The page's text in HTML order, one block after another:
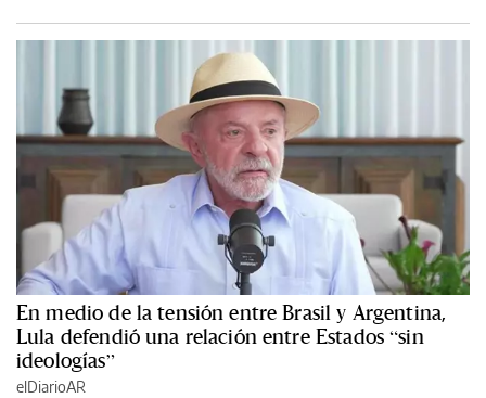
En medio de la tensión entre Brasil y Argentina,
Lula defendió una relación entre Estados “sin
ideologías”
elDiarioAR